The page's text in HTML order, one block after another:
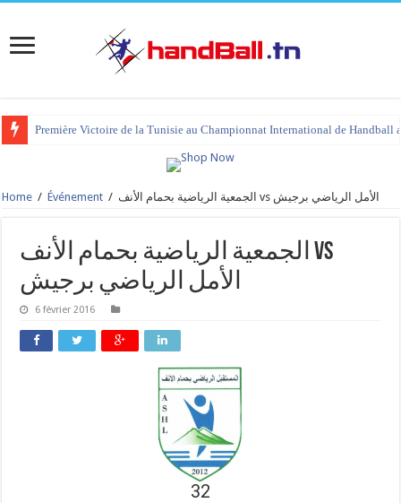
Première Victoire de la Tunisie au Championnat International de Handball
Home / Événement / الجمعية الرياضية بحمام الأنف vs الأمل الرياضي برجيش
الجمعية الرياضية بحمام الأنف vs
الأمل الرياضي برجيش
6 février 2016
32